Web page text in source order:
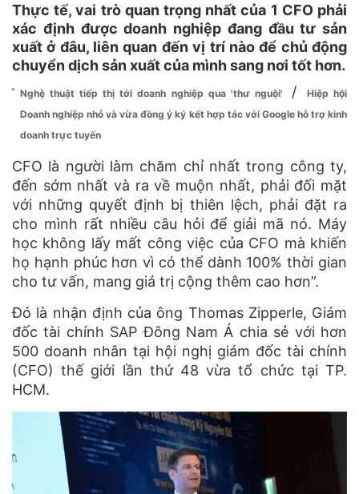
Thực tế, vai trò quan trọng nhất của 1 CFO phải
xác định được doanh nghiệp đang đầu tư sản
xuất ở đâu, liên quan đến vị trí nào để chủ động
chuyển dịch sản xuất của mình sang nơi tốt hơn.
Nghệ thuật tiếp thị tới doanh nghiệp qua 'thư nguội' /
Hiệp hội
Doanh nghiệp nhỏ và vừa đồng ý ký kết hợp tác với Google hỗ trợ kinh
doanh trực tuyến
CFO là người làm chăm chỉ nhất trong công ty,
đến sớm nhất và ra về muộn nhất, phải đối mặt
với những quyết định bị thiên lệch, phải đặt ra
cho mình rất nhiều câu hỏi để giải mã nó. Máy
học không lấy mất công việc của CFO mà khiến
họ hạnh phúc hơn vì có thể dành 100% thời gian
cho tư vấn, mang giá trị cộng thêm cao hơn”.
Đó là nhận định của ông Thomas Zipperle, Giám
đốc tài chính SAP Đông Nam Á chia sẻ với hơn
500 doanh nhân tại hội nghị giám đốc tài chính
(CFO) thế giới lần thứ 48 vừa tổ chức tại TP.
HCM.